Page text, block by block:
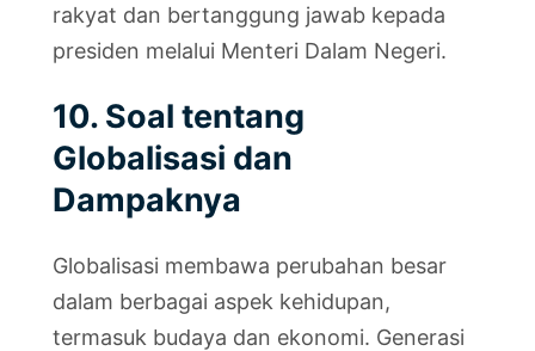
rakyat dan bertanggung jawab kepada
presiden melalui Menteri Dalam Negeri.
10. Soal tentang
Globalisasi dan
Dampaknya
Globalisasi membawa perubahan besar
dalam berbagai aspek kehidupan,
termasuk budaya dan ekonomi. Generasi